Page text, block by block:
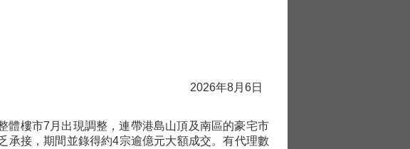
2026年8月6日
體樓市7月出現調整，連帶港島山頂及南區的豪宅市
承接，期間並錄得約4宗逾億元大額成交。有代理數